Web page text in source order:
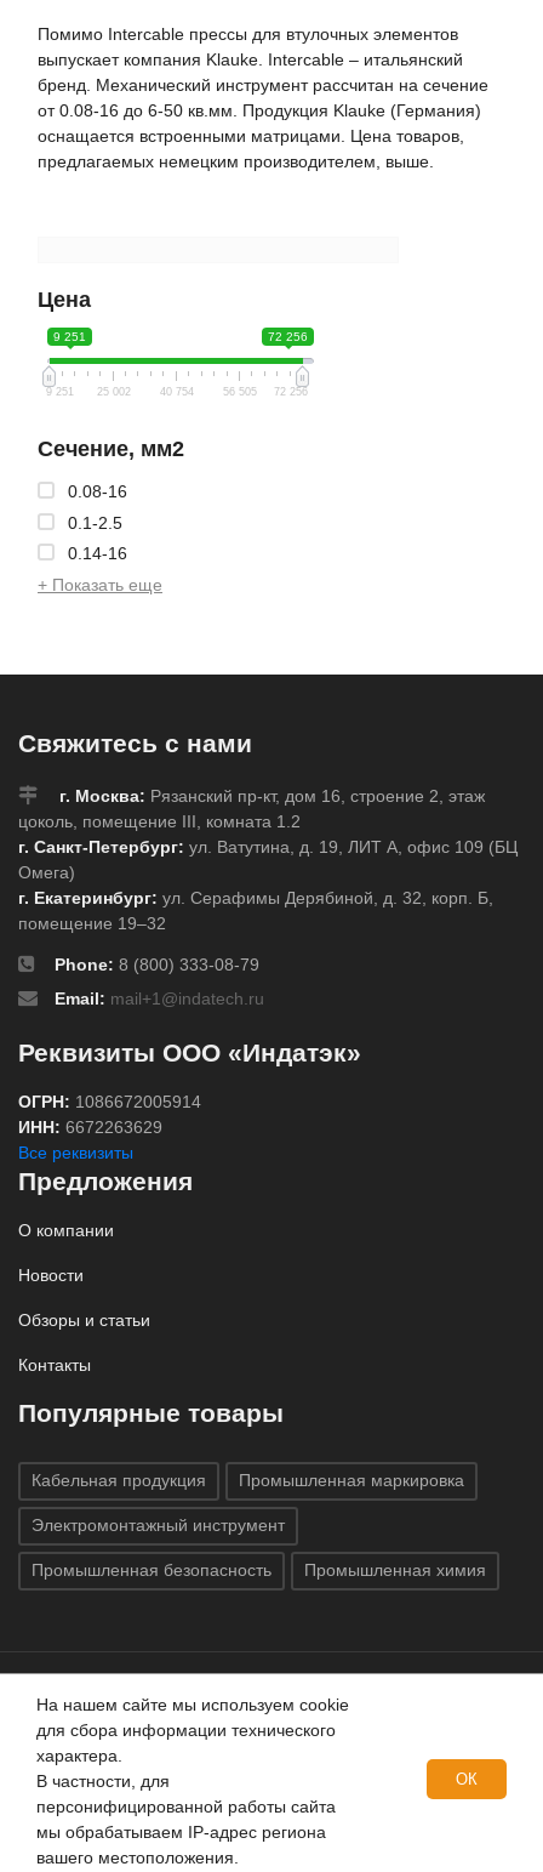
Цена
9 251 72 256
9 251 25 002 40 754 56 505 72 256
Сечение, мм2
0.08-16
0.1-2.5
0.14-16
+ Показать еще
Помимо Intercable прессы для втулочных элементов
выпускает компания Klauke. Intercable – итальянский
бренд. Механический инструмент рассчитан на сечение
от 0.08-16 до 6-50 кв.мм. Продукция Klauke (Германия)
оснащается встроенными матрицами. Цена товаров,
предлагаемых немецким производителем, выше.
Свяжитесь с нами
г. Москва: Рязанский пр-кт, дом 16, строение 2, этаж
цоколь, помещение III, комната 1.2
г. Санкт-Петербург: ул. Ватутина, д. 19, ЛИТ А, офис 109 (БЦ
Омега)
г. Екатеринбург: ул. Серафимы Дерябиной, д. 32, корп. Б,
помещение 19–32
Phone: 8 (800) 333-08-79
Email: mail+1@indatech.ru
Реквизиты ООО «Индатэк»
ОГРН: 1086672005914
ИНН: 6672263629
Все реквизиты
Предложения
О компании
Новости
Обзоры и статьи
Контакты
Популярные товары
Кабельная продукция Промышленная маркировка
Электромонтажный инструмент
Промышленная безопасность Промышленная химия
Все права защищены © 2020 ГК «Индатэк»
защищены.Использование материалов с сайта запрещено.
Данный сайт не является публичной офертой, определяемой
положениями статей 437 (2) ГК РФ.
На нашем сайте мы используем cookie
для сбора информации технического
характера.
В частности, для
персонифицированной работы сайта
мы обрабатываем IP-адрес региона
вашего местоположения.
ОК